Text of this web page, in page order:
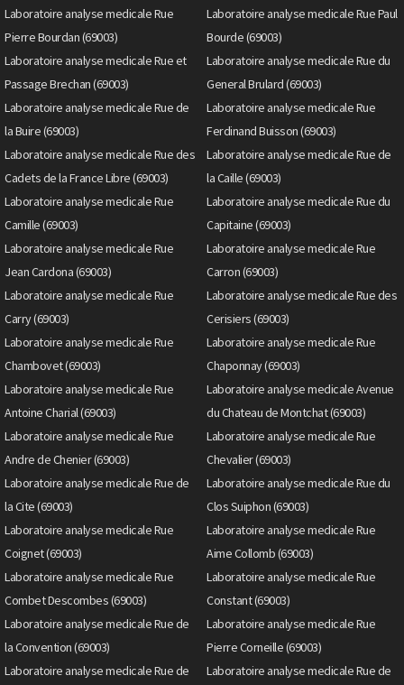
Laboratoire analyse medicale Rue
Pierre Bourdan (69003)
Laboratoire analyse medicale Rue Paul
Bourde (69003)
Laboratoire analyse medicale Rue et
Passage Brechan (69003)
Laboratoire analyse medicale Rue du
General Brulard (69003)
Laboratoire analyse medicale Rue de
la Buire (69003)
Laboratoire analyse medicale Rue
Ferdinand Buisson (69003)
Laboratoire analyse medicale Rue des
Cadets de la France Libre (69003)
Laboratoire analyse medicale Rue de
la Caille (69003)
Laboratoire analyse medicale Rue
Camille (69003)
Laboratoire analyse medicale Rue du
Capitaine (69003)
Laboratoire analyse medicale Rue
Jean Cardona (69003)
Laboratoire analyse medicale Rue
Carron (69003)
Laboratoire analyse medicale Rue
Carry (69003)
Laboratoire analyse medicale Rue des
Cerisiers (69003)
Laboratoire analyse medicale Rue
Chambovet (69003)
Laboratoire analyse medicale Rue
Chaponnay (69003)
Laboratoire analyse medicale Rue
Antoine Charial (69003)
Laboratoire analyse medicale Avenue
du Chateau de Montchat (69003)
Laboratoire analyse medicale Rue
Andre de Chenier (69003)
Laboratoire analyse medicale Rue
Chevalier (69003)
Laboratoire analyse medicale Rue de
la Cite (69003)
Laboratoire analyse medicale Rue du
Clos Suiphon (69003)
Laboratoire analyse medicale Rue
Coignet (69003)
Laboratoire analyse medicale Rue
Aime Collomb (69003)
Laboratoire analyse medicale Rue
Combet Descombes (69003)
Laboratoire analyse medicale Rue
Constant (69003)
Laboratoire analyse medicale Rue de
la Convention (69003)
Laboratoire analyse medicale Rue
Pierre Corneille (69003)
Laboratoire analyse medicale Rue de
Laboratoire analyse medicale Rue de